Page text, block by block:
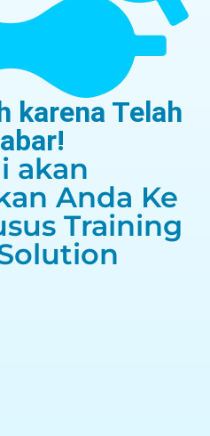
karena Telah
akan
Anda Ke
Training